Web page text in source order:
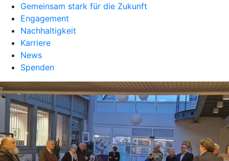
Gemeinsam stark für die Zukunft
Engagement
Nachhaltigkeit
Karriere
News
Spenden